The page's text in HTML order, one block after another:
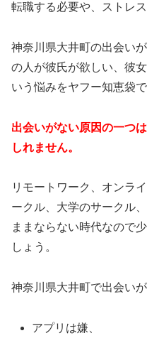
転職する必要や、ストレ
神奈川県大井町の出会い
の人が彼氏が欲しい、彼
いう悩みをヤフー知恵袋で
出会いがない原因の一つ
しれません。
リモートワーク、オンラ
ークル、大学のサークル
ままならない時代なので
しょう。
神奈川県大井町で出会い
アプリは嫌、